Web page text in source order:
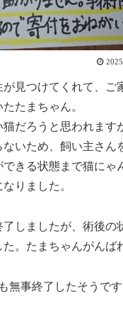
見つけてくれて、ご
たまちゃん。
だろうと思われます
ないため、飼い主さん
できる状態まで猫にゃ
りました。
しましたが、術後の
。たまちゃんがんば
無事終了したそうで